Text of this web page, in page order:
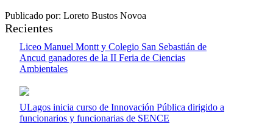
Publicado por: Loreto Bustos Novoa
Recientes
Liceo Manuel Montt y Colegio San Sebastián de
Ancud ganadores de la II Feria de Ciencias
Ambientales
ULagos inicia curso de Innovación Pública dirigido a
funcionarios y funcionarias de SENCE